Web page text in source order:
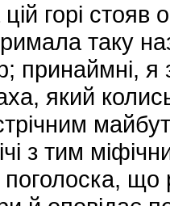
горі стояв
таку
принаймні, я
який
з тим
що